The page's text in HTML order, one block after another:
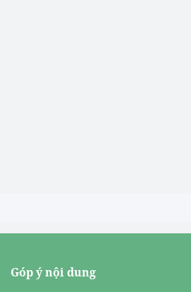
Góp ý nội dung